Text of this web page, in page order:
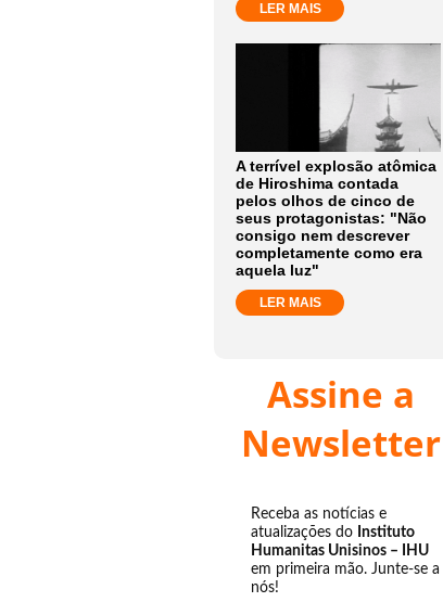
LER MAIS
A terrível explosão atômica
de Hiroshima contada
pelos olhos de cinco de
seus protagonistas: "Não
consigo nem descrever
completamente como era
aquela luz"
LER MAIS
Assine a
Newsletter
Receba as notícias e
atualizações do Instituto
Humanitas Unisinos – IHU
em primeira mão. Junte-se a
nós!